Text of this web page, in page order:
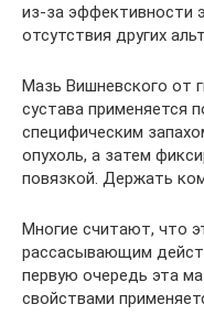
из-за эффективности
отсутствия других
Мазь Вишневского от
сустава применяется
специфическим
опухоль, а затем
повязкой. Держать
Многие считают, что
рассасывающим
первую очередь эта
свойствами